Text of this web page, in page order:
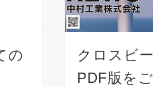
の
クロスビ
PDF版を